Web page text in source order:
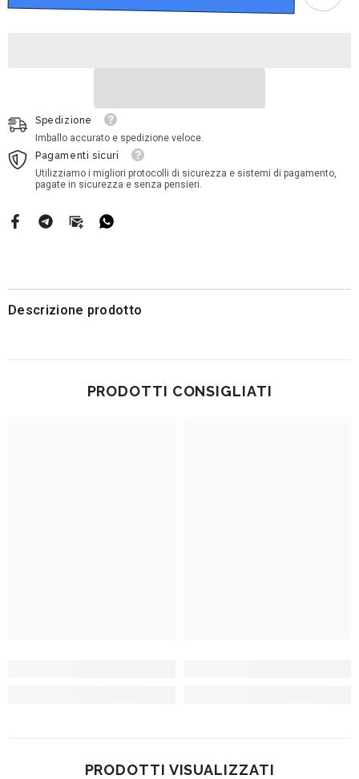
-
-
Less
Spedizione
Imballo accurato e spedizione veloce.
Pagamenti sicuri
Utilizziamo i migliori protocolli di sicurezza e sistemi di pagamento,
pagate in sicurezza e senza pensieri.
Descrizione prodotto
PRODOTTI CONSIGLIATI
PRODOTTI VISUALIZZATI